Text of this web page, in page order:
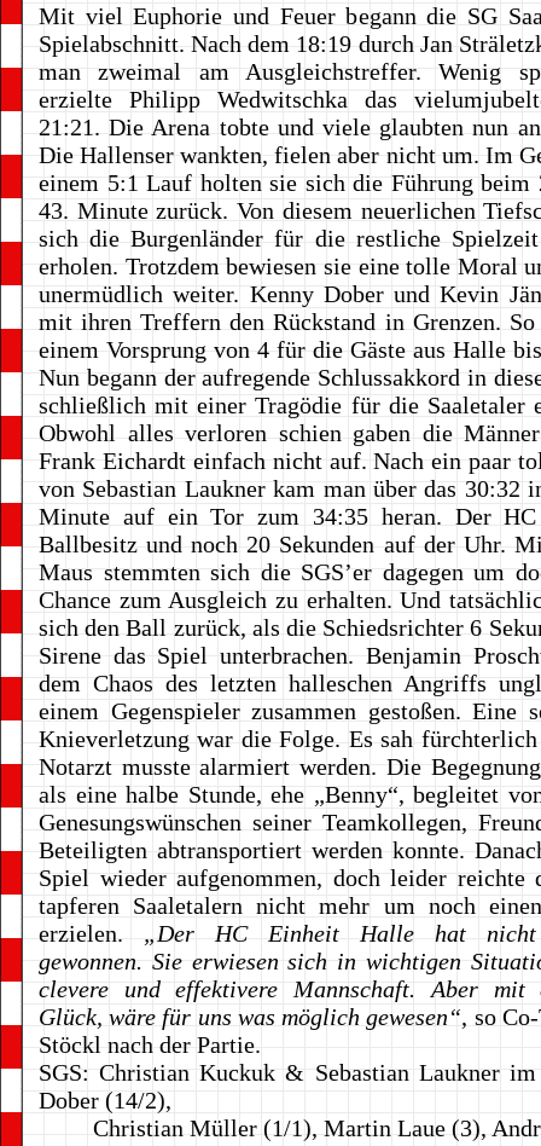
Mit viel Euphorie und Feuer begann die SG
Spielabschnitt. Nach dem 18:19 durch Jan
man zweimal am Ausgleichstreffer. Wenig
erzielte Philipp Wedwitschka das
21:21. Die Arena tobte und viele glaubten nun
Die Hallenser wankten, fielen aber nicht um. Im
einem 5:1 Lauf holten sie sich die Führung beim
43. Minute zurück. Von diesem neuerlichen
sich die Burgenländer für die restliche
erholen. Trotzdem bewiesen sie eine tolle Moral
unermüdlich weiter. Kenny Dober und Kevin
mit ihren Treffern den Rückstand in Grenzen.
einem Vorsprung von 4 für die Gäste aus Halle
Nun begann der aufregende Schlussakkord in
schließlich mit einer Tragödie für die Saaletaler
Obwohl alles verloren schien gaben die
Frank Eichardt einfach nicht auf. Nach ein paar
von Sebastian Laukner kam man über das 30:32
Minute auf ein Tor zum 34:35 heran. Der
Ballbesitz und noch 20 Sekunden auf der Uhr.
Maus stemmten sich die SGS’er dagegen um
Chance zum Ausgleich zu erhalten. Und
sich den Ball zurück, als die Schiedsrichter 6
Sirene das Spiel unterbrachen. Benjamin
dem Chaos des letzten halleschen Angriffs
einem Gegenspieler zusammen gestoßen. Eine
Knieverletzung war die Folge. Es sah fürchterlich
Notarzt musste alarmiert werden. Die
als eine halbe Stunde, ehe „Benny“, begleitet
Genesungswünschen seiner Teamkollegen,
Beteiligten abtransportiert werden konnte.
Spiel wieder aufgenommen, doch leider reichte
tapferen Saaletalern nicht mehr um noch
erzielen. „Der HC Einheit Halle hat nicht
gewonnen. Sie erwiesen sich in wichtigen
clevere und effektivere Mannschaft. Aber mit
Glück, wäre für uns was möglich gewesen“, so
Stöckl nach der Partie.
SGS: Christian Kuckuk & Sebastian Laukner
Dober (14/2),
Christian Müller (1/1), Martin Laue (3),